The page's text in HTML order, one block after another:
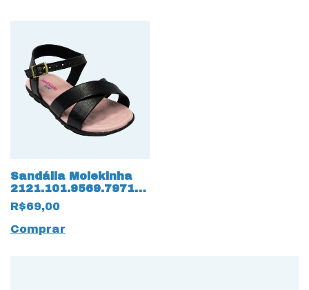
Sandália Molekinha
2121.101.9569.79712
Napa Turim 15831
Preto
R$69,00
Comprar